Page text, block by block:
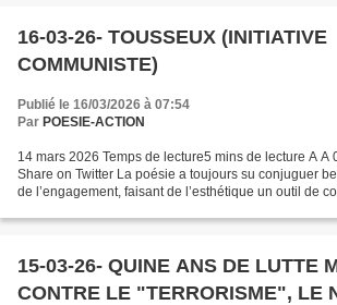
16-03-26- TOUSSEUX (INITIATIVE
COMMUNISTE)
Publié le 16/03/2026 à 07:54
Par POESIE-ACTION
14 mars 2026 Temps de lecture5 mins de lecture A A
Share on Twitter La poésie a toujours su conjuguer
de l’engagement, faisant de l’esthétique un outil de
15-03-26- QUINE ANS DE LUTTE
CONTRE LE "TERRORISME", LE